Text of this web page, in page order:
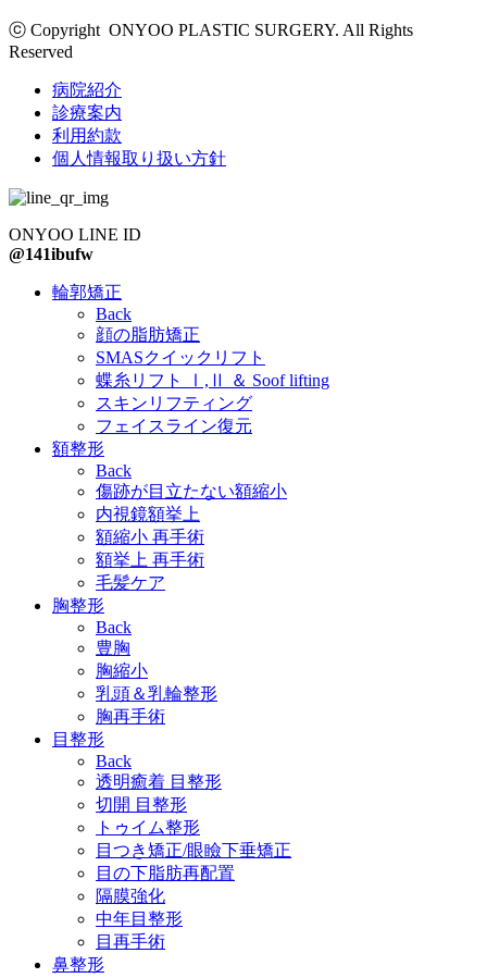
ⓒ Copyright ONYOO PLASTIC SURGERY. All Rights
Reserved
病院紹介
診療案内
利用約款
個人情報取り扱い方針
ONYOO LINE ID
@141ibufw
Close
輪郭矯正
Back
顔の脂肪矯正
SMASクイックリフト
蝶糸リフト Ⅰ,Ⅱ ＆ Soof lifting
スキンリフティング
フェイスライン復元
額整形
Back
傷跡が目立たない額縮小
内視鏡額挙上
額縮小 再手術
額挙上 再手術
毛髪ケア
胸整形
Back
豊胸
胸縮小
乳頭＆乳輪整形
胸再手術
目整形
Back
透明癒着 目整形
切開 目整形
トゥイム整形
目つき矯正/眼瞼下垂矯正
目の下脂肪再配置
隔膜強化
中年目整形
目再手術
鼻整形